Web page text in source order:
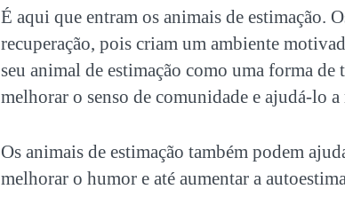
É aqui que entram os animais de estimação.
recuperação, pois criam um ambiente
seu animal de estimação como uma forma
melhorar o senso de comunidade e ajudá-lo
Os animais de estimação também podem
melhorar o humor e até aumentar a